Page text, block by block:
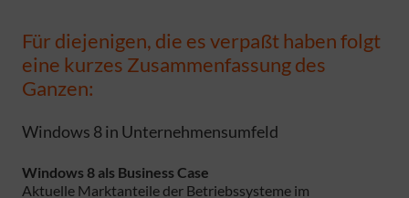
Für diejenigen, die es verpaßt haben folgt
eine kurzes Zusammenfassung des
Ganzen:
Windows 8 in Unternehmensumfeld
Windows 8 als Business Case
Aktuelle Marktanteile der Betriebssysteme im